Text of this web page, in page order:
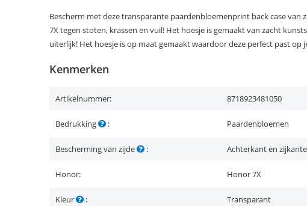
Bescherm met deze transparante paardenbloemenprint back case van
7X tegen stoten, krassen en vuil! Het hoesje is gemaakt van zacht
uiterlijk! Het hoesje is op maat gemaakt waardoor deze perfect past op
Kenmerken
Artikelnummer: 8718923481050
Bedrukking : Paardenbloemen
Bescherming van zijde : Achterkant en
Honor: Honor 7X
Kleur : Transparant